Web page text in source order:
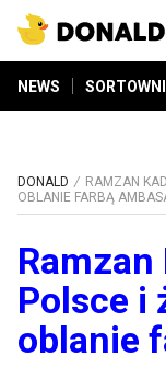
NEWS
DONALD
RAMZAN
OBLANIE FARBĄ
Polsce i
oblanie